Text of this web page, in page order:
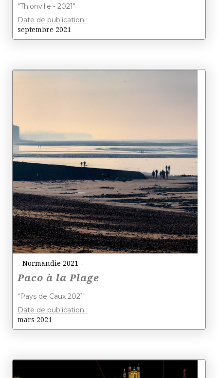
"Thionville - 2021"
Date de publication :
septembre 2021
- Normandie 2021 -
Paco à la Plage
"Pays de Caux 2021"
Date de publication :
mars 2021